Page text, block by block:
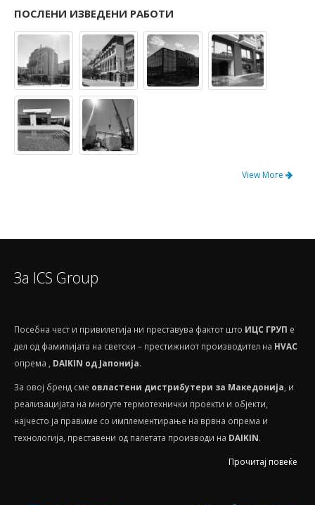
ПОСЛЕНИ ИЗВЕДЕНИ РАБОТИ
View More
За ICS Group
Посебнa чест и привилегија ни преставува фактот што ИЦС ГРУП е
дел од фамилијата на светски – престижниот производител на HVAС
опрема , DAIKIN од Јапонија.
За овој бренд сме овластени дистрибутери за Македонија , и
реализацијата на многуте термотехнички проекти и објекти,
најчесто ја правиме со имплементирање на врвна опрема и
технологија, преставени од палетата производи на DAIKIN.
Прочитај повеќе